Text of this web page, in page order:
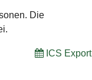
Die
ICS Export